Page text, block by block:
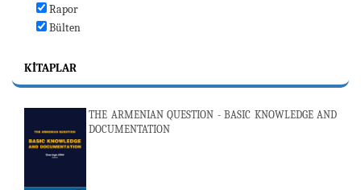
Rapor
Bülten
KITAPLAR
THE ARMENIAN QUESTION - BASIC KNOWLEDGE AND
DOCUMENTATION